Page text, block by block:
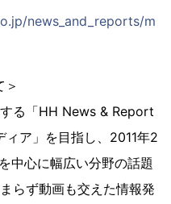
news_and_reports/m
る「HH News & Report
ア」を目指し、2011年2
中心に幅広い分野の話題
らず動画も交えた情報発